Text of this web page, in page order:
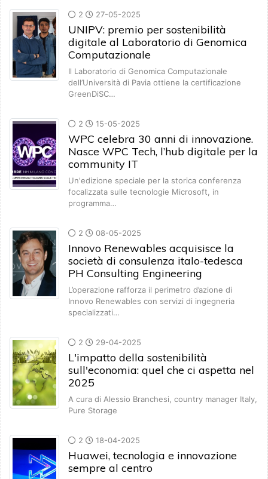
2 27-05-2025
UNIPV: premio per sostenibilità
digitale al Laboratorio di Genomica
Computazionale
Il Laboratorio di Genomica Computazionale
dell’Università di Pavia ottiene la certificazione
GreenDiSC…
2 15-05-2025
WPC celebra 30 anni di innovazione.
Nasce WPC Tech, l’hub digitale per la
community IT
Un'edizione speciale per la storica conferenza
focalizzata sulle tecnologie Microsoft, in
programma…
2 08-05-2025
Innovo Renewables acquisisce la
società di consulenza italo-tedesca
PH Consulting Engineering
L’operazione rafforza il perimetro d’azione di
Innovo Renewables con servizi di ingegneria
specializzati…
2 29-04-2025
L'impatto della sostenibilità
sull'economia: quel che ci aspetta nel
2025
A cura di Alessio Branchesi, country manager Italy,
Pure Storage
2 18-04-2025
Huawei, tecnologia e innovazione
sempre al centro